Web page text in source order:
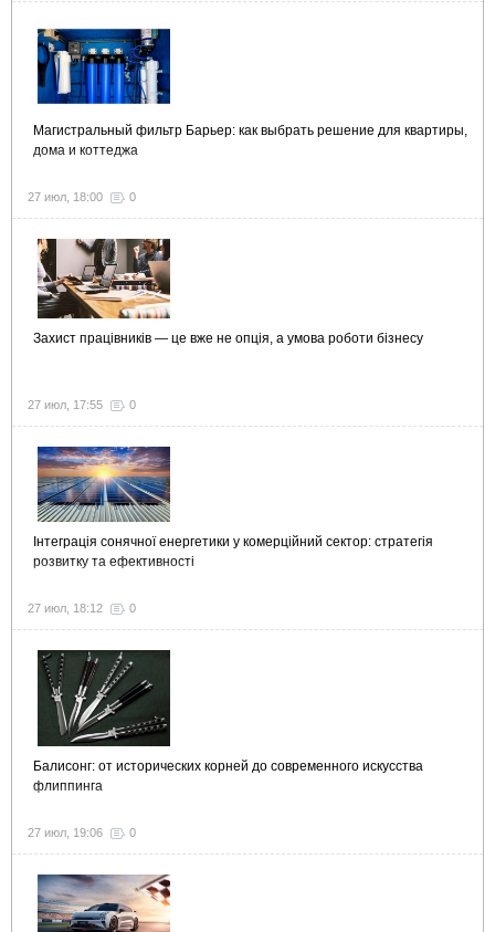
Магистральный фильтр Барьер: как выбрать решение для квартиры,
дома и коттеджа
27 июл, 18:00 0
Захист працівників — це вже не опція, а умова роботи бізнесу
27 июл, 17:55 0
Інтеграція сонячної енергетики у комерційний сектор: стратегія
розвитку та ефективності
27 июл, 18:12 0
Балисонг: от исторических корней до современного искусства
флиппинга
27 июл, 19:06 0